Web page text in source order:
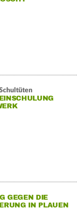
GEGEN DIE
IN PLAUEN